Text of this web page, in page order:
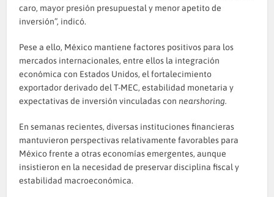
caro, mayor presión presupuestal y menor apetito de
inversión”, indicó.
Pese a ello, México mantiene factores positivos para los
mercados internacionales, entre ellos la integración
económica con Estados Unidos, el fortalecimiento
exportador derivado del T-MEC, estabilidad monetaria y
expectativas de inversión vinculadas con nearshoring.
En semanas recientes, diversas instituciones financieras
mantuvieron perspectivas relativamente favorables para
México frente a otras economías emergentes, aunque
insistieron en la necesidad de preservar disciplina fiscal y
estabilidad macroeconómica.